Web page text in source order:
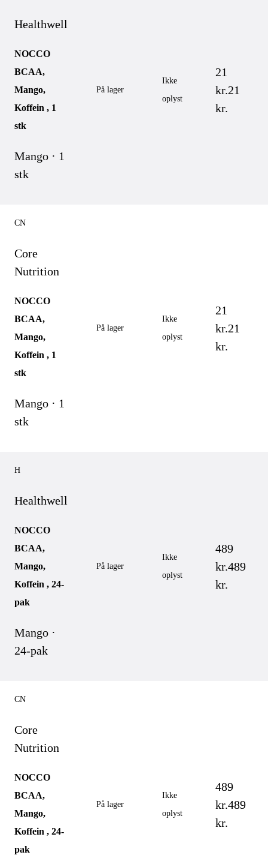
Healthwell
NOCCO
BCAA,
Mango,
Koffein , 1
stk
Mango · 1
stk
På lager
Ikke
oplyst
21
kr.21
kr.
CN
Core
Nutrition
NOCCO
BCAA,
Mango,
Koffein , 1
stk
Mango · 1
stk
På lager
Ikke
oplyst
21
kr.21
kr.
H
Healthwell
NOCCO
BCAA,
Mango,
Koffein , 24-
pak
Mango ·
24-pak
På lager
Ikke
oplyst
489
kr.489
kr.
CN
Core
Nutrition
NOCCO
BCAA,
Mango,
Koffein , 24-
pak
På lager
Ikke
oplyst
489
kr.489
kr.